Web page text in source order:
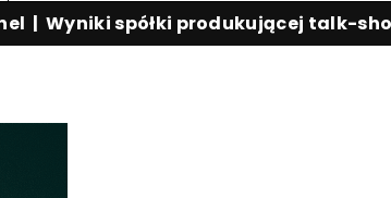
|Wyniki spółki produkującej talk-show